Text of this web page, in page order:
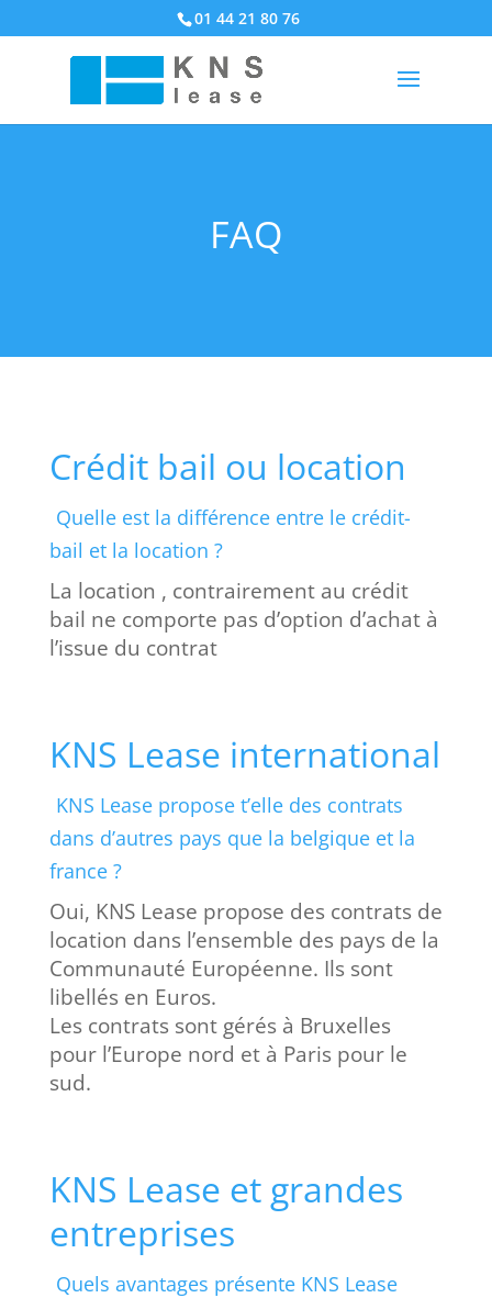
01 44 21 80 76
FAQ
Crédit bail ou location
Quelle est la différence entre le crédit-
bail et la location ?
La location , contrairement au crédit
bail ne comporte pas d’option d’achat à
l’issue du contrat
KNS Lease international
KNS Lease propose t’elle des contrats
dans d’autres pays que la belgique et la
france ?
Oui, KNS Lease propose des contrats de
location dans l’ensemble des pays de la
Communauté Européenne. Ils sont
libellés en Euros.
Les contrats sont gérés à Bruxelles
pour l’Europe nord et à Paris pour le
sud.
KNS Lease et grandes
entreprises
Quels avantages présente KNS Lease